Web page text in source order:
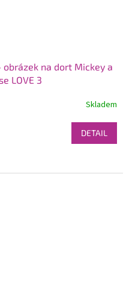
na dort Mickey a
LOVE 3
Skladem
DETAIL